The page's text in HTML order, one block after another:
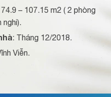
– 107.15 m2 ( 2 phòng
: Tháng 12/2018.
Viễn.